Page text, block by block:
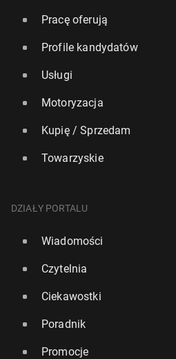
Pracę oferują
Profile kandydatów
Usługi
Motoryzacja
Kupię / Sprzedam
Towarzyskie
DZIAŁY PORTALU
Wiadomości
Czytelnia
Ciekawostki
Poradnik
Promocje